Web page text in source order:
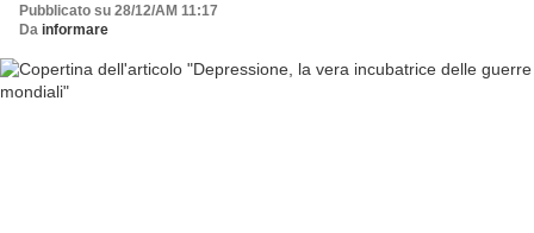
Pubblicato su 28/12/AM 11:17
Da informare